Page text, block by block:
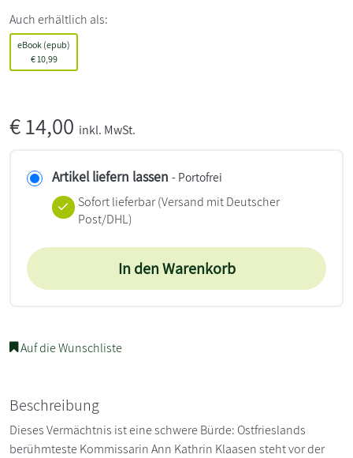
Auch erhältlich als:
eBook (epub)
€10,99
€14,00 inkl. MwSt.
Artikel liefern lassen - Portofrei
Sofort lieferbar(Versand mit Deutscher
Post/DHL)
In den Warenkorb
Auf die Wunschliste
Beschreibung
Dieses Vermächtnis ist eine schwere Bürde: Ostfrieslands
berühmteste Kommissarin Ann Kathrin Klaasen steht vor der